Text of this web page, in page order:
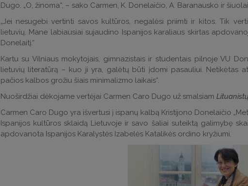
Dugo. „O, žinoma“, – sako Carmen, K. Donelaičio, A. Baranausko ir
„Jei nesugebi vertinti savos kultūros, negalėsi priimti ir kitos. Tik
lietuvių. Mane labiausiai sujaudino Ispanijos karaliaus skirtas
Donelaitį.“
Kartu su Vilniaus mokytojais, gimnazistais ir studentais pilnoje VU
lietuvių literatūrą – kuo ji yra, galėtų būti įdomi pasauliui. Netikėtas
pačios kalbos grožiu šiais minimalizmo laikais“.
Nuoširdžiai dėkojame vertėjai Carmen Caro Dugo už smalsiam
Carmen Caro Dugo yra išvertusi į ispanų kalbą Kristijono Donelaičio
Ispanijos kultūros sklaidą Lietuvoje ir savo šaliai suteiktą galimybę
apdovanota Ispanijos Karalystės Izabelės Katalikės ordino kryžiumi.